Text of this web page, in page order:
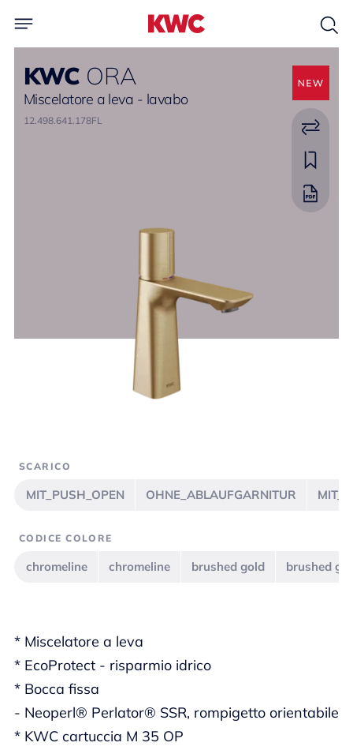
KWC ORA
Miscelatore a leva - lavabo
12.498.641.178FL
* Miscelatore a leva
* EcoProtect - risparmio idrico
* Bocca fissa
- Neoperl® Perlator® SSR, rompigetto orientabile
* KWC cartuccia M 35 OP
SCARICO
MIT_PUSH_OPEN OHNE_ABLAUFGARNITUR
CODICE COLORE
chromeline chromeline brushed gold brushed